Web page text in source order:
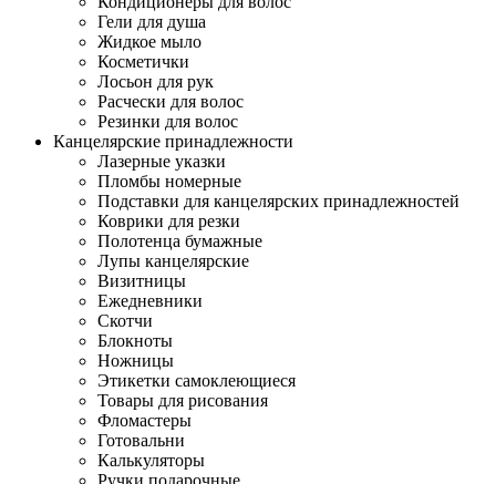
Гели для душа
Жидкое мыло
Косметички
Лосьон для рук
Расчески для волос
Резинки для волос
Канцелярские принадлежности
Лазерные указки
Пломбы номерные
Подставки для канцелярских принадлежностей
Коврики для резки
Полотенца бумажные
Лупы канцелярские
Визитницы
Ежедневники
Скотчи
Блокноты
Ножницы
Этикетки самоклеющиеся
Товары для рисования
Фломастеры
Готовальни
Калькуляторы
Ручки подарочные